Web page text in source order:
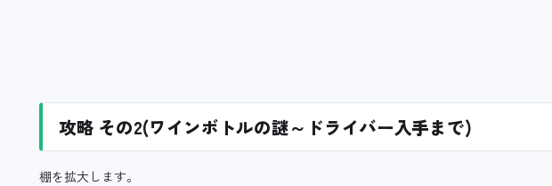
攻略 その2(ワインボトルの謎～ドライバー入手まで)
棚を拡大します。